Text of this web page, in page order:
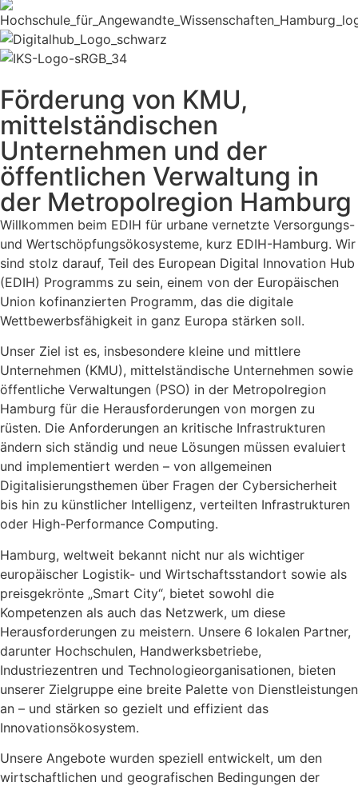
Förderung von KMU,
mittelständischen
Unternehmen und der
öffentlichen Verwaltung in
der Metropolregion Hamburg
Willkommen beim EDIH für urbane vernetzte Versorgungs-
und Wertschöpfungsökosysteme, kurz EDIH-Hamburg. Wir
sind stolz darauf, Teil des European Digital Innovation Hub
(EDIH) Programms zu sein, einem von der Europäischen
Union kofinanzierten Programm, das die digitale
Wettbewerbsfähigkeit in ganz Europa stärken soll.
Unser Ziel ist es, insbesondere kleine und mittlere
Unternehmen (KMU), mittelständische Unternehmen sowie
öffentliche Verwaltungen (PSO) in der Metropolregion
Hamburg für die Herausforderungen von morgen zu
rüsten. Die Anforderungen an kritische Infrastrukturen
ändern sich ständig und neue Lösungen müssen evaluiert
und implementiert werden – von allgemeinen
Digitalisierungsthemen über Fragen der Cybersicherheit
bis hin zu künstlicher Intelligenz, verteilten Infrastrukturen
oder High-Performance Computing.
Hamburg, weltweit bekannt nicht nur als wichtiger
europäischer Logistik- und Wirtschaftsstandort sowie als
preisgekrönte „Smart City“, bietet sowohl die
Kompetenzen als auch das Netzwerk, um diese
Herausforderungen zu meistern. Unsere 6 lokalen Partner,
darunter Hochschulen, Handwerksbetriebe,
Industriezentren und Technologieorganisationen, bieten
unserer Zielgruppe eine breite Palette von Dienstleistungen
an – und stärken so gezielt und effizient das
Innovationsökosystem.
Unsere Angebote wurden speziell entwickelt, um den
wirtschaftlichen und geografischen Bedingungen der